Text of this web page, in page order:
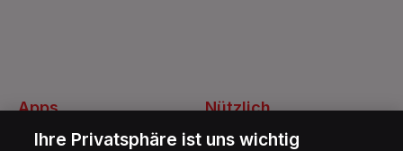
Nützlich
Kontakt
Apps
Energy Radio App
Ihre Privatsphäre ist uns wichtig